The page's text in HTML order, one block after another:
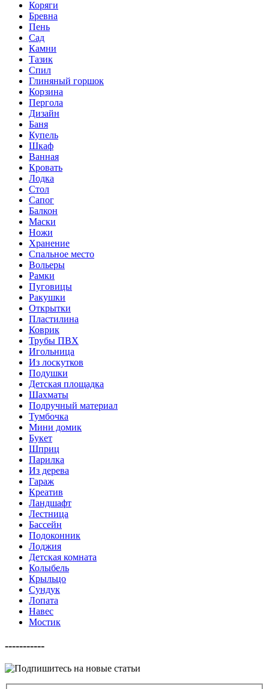
Коряги
Бревна
Пень
Сад
Камни
Тазик
Спил
Глиняный горшок
Корзина
Пергола
Дизайн
Баня
Купель
Шкаф
Ванная
Кровать
Лодка
Стол
Сапог
Балкон
Маски
Ножи
Хранение
Спальное место
Вольеры
Рамки
Пуговицы
Ракушки
Открытки
Пластилина
Коврик
Трубы ПВХ
Игольница
Из лоскутков
Подушки
Детская площадка
Шахматы
Подручный материал
Тумбочка
Мини домик
Букет
Шприц
Парилка
Из дерева
Гараж
Креатив
Ландшафт
Лестница
Бассейн
Подоконник
Лоджия
Детская комната
Колыбель
Крыльцо
Сундук
Лопата
Навес
Мостик
-----------